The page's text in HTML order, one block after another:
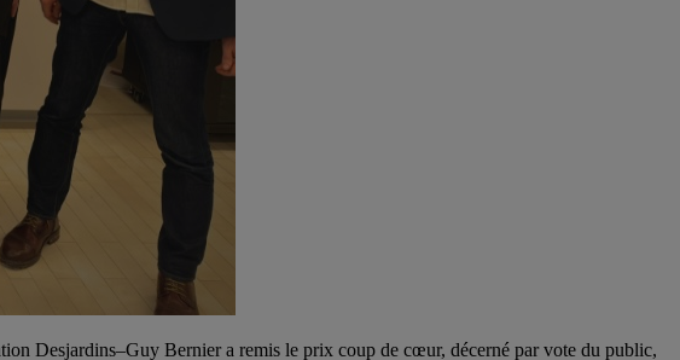
Desjardins–Guy Bernier a remis le prix coup de cœur, décerné par vote du public,